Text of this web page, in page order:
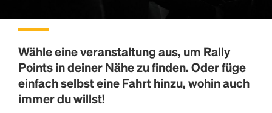
Wähle eine veranstaltung aus, um Rally
Pointsin deiner Nähe zu finden. Oder füge
einfach selbst eine Fahrt hinzu, wohin auch
immer du willst!